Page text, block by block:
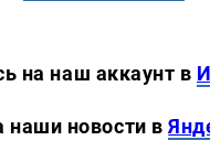
аккаунт в
новости в